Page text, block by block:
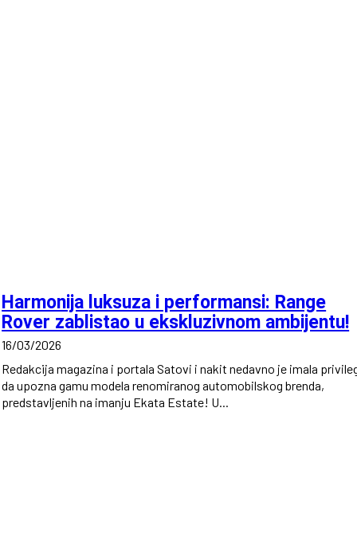
Harmonija luksuza i performansi: Range
Rover zablistao u ekskluzivnom ambijentu!
16/03/2026
Redakcija magazina i portala Satovi i nakit nedavno je imala
da upozna gamu modela renomiranog automobilskog brenda,
predstavljenih na imanju Ekata Estate! U...